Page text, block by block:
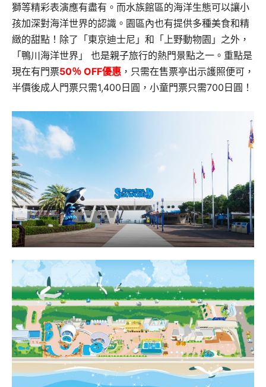
獅等精彩表演應有盡有。而水族館區的海洋生態可以讓小
孩加深對海洋世界的認識。園區內也有提供多種美食和精
緻的甜點！除了「東京迪士尼」和「上野動物園」之外，
「鴨川海洋世界」 也是親子旅行的熱門景點之一。重點是
現在有門票50％ OFF優惠 ，只需在售票亭出示護照便可，
半價後成人門票只需1,400日圓，小童門票只需700日圓！